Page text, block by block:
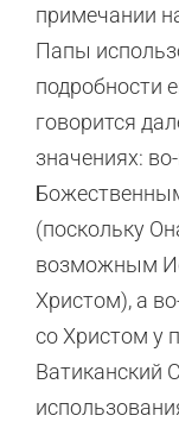
примечании
Папы
подробности
говорится
значениях:
(поскольку
возможным
Христом), а
со Христом у
Ватиканский